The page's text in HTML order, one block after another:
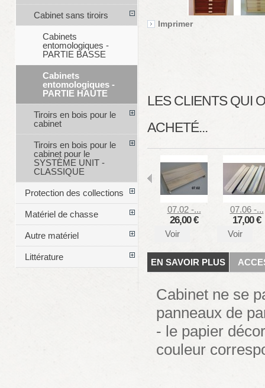
Imprimer
LES CLIENTS QUI
ACHETÉ...
07.02 -...
26,00 €
Voir
07.06 -...
17,00 €
Voir
EN SAVOIR PLUS
Cabinet ne se
panneaux de
- le papier
couleur
Cabinet sans tiroirs
Cabinets
entomologiques -
PARTIE BASSE
Cabinets
entomologiques -
PARTIE HAUTE
Tiroirs en bois pour le
cabinet
Tiroirs en bois pour le
cabinet pour le
SYSTÈME UNIT -
CLASSIQUE
Protection des collections
Matériel de chasse
Autre matériel
Littérature